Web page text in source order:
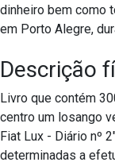
dinheiro bem como
em Porto Alegre,
Descrição
Livro que contém
centro um losango
Fiat Lux - Diário nº
determinadas a